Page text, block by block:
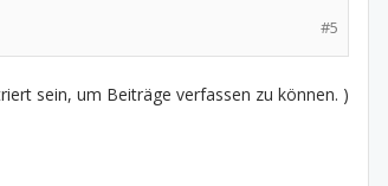
#5
sein, um Beiträge verfassen zu können. )